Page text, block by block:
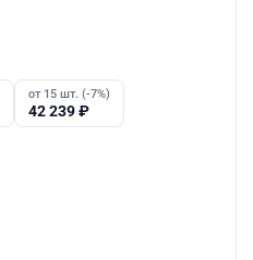
от 15 шт. (-7%)
42 239₽